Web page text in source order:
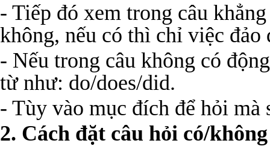
- Tiếp đó xem trong câu
không, nếu có thì chỉ việc
- Nếu trong câu không có
từ như: do/does/did.
- Tùy vào mục đích để hỏi mà
2. Cách đặt câu hỏi có/